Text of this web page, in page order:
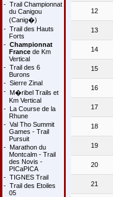
- Trail Championnat
du Canigou
(Canig�)
- Trail des Hauts
Forts
- Championnat
Francede Km
Vertical
- Trail des 6
Burons
- Sierre Zinal
- M�ribel Trails et
Km Vertical
- La Course de la
Rhune
- Val Tho Summit
Games - Trail
Pursuit
- Marathon du
Montcalm - Trail
des Novis -
PICaPICA
- TIGNES Trail
- Trail des Etoiles
05
12
13
14
15
16
17
18
19
20
21